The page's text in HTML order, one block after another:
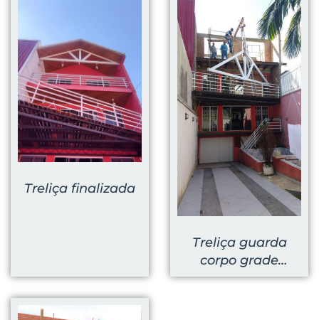
Treliça finalizada
Treliça guarda
corpo grade
pantográfica